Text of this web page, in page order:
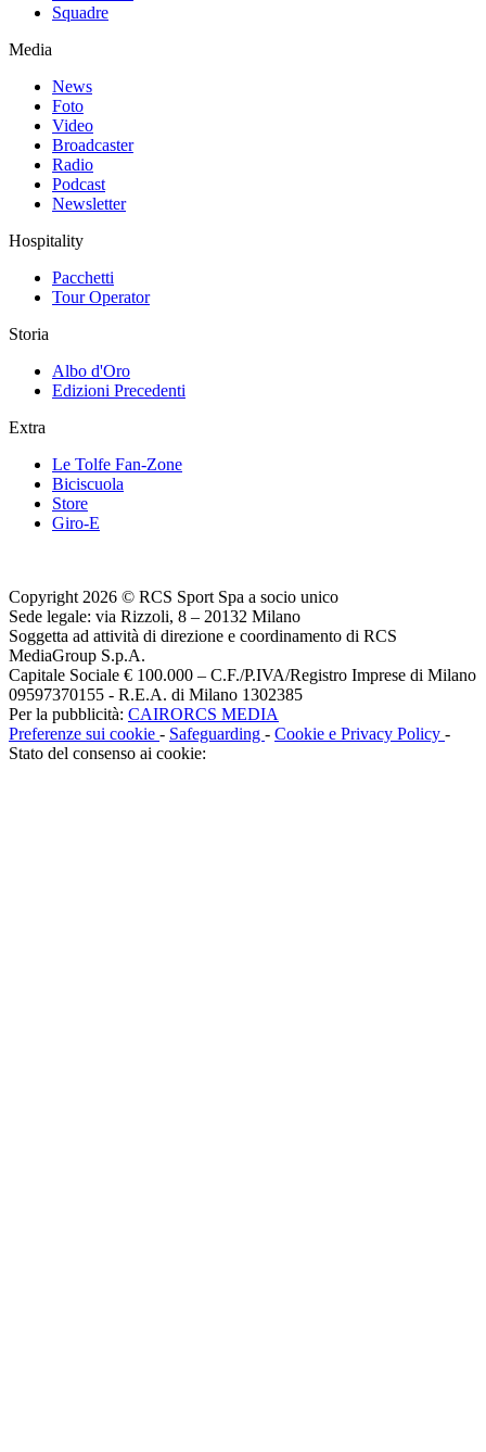
Squadre
Media
News
Foto
Video
Broadcaster
Radio
Podcast
Newsletter
Hospitality
Pacchetti
Tour Operator
Storia
Albo d'Oro
Edizioni Precedenti
Extra
Le Tolfe Fan-Zone
Biciscuola
Store
Giro-E
Copyright 2026 © RCS Sport Spa a socio unico
Sede legale: via Rizzoli, 8 – 20132 Milano
Soggetta ad attività di direzione e coordinamento di RCS
MediaGroup S.p.A.
Capitale Sociale € 100.000 – C.F./P.IVA/Registro Imprese di Milano
09597370155 - R.E.A. di Milano 1302385
Per la pubblicità: CAIRORCS MEDIA
Preferenze sui cookie - Safeguarding - Cookie e Privacy Policy -
Stato del consenso ai cookie: